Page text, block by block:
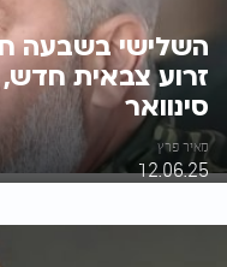
השלישי בשבעה
זרוע צבאית
סינוואר
מאיר פרץ
12.06.25